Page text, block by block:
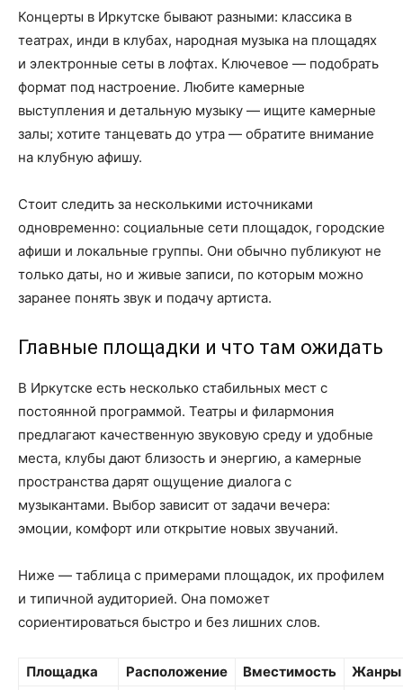
Концерты в Иркутске бывают разными: классика в
театрах, инди в клубах, народная музыка на площадях
и электронные сеты в лофтах. Ключевое — подобрать
формат под настроение. Любите камерные
выступления и детальную музыку — ищите камерные
залы; хотите танцевать до утра — обратите внимание
на клубную афишу.
Стоит следить за несколькими источниками
одновременно: социальные сети площадок, городские
афиши и локальные группы. Они обычно публикуют не
только даты, но и живые записи, по которым можно
заранее понять звук и подачу артиста.
Главные площадки и что там ожидать
В Иркутске есть несколько стабильных мест с
постоянной программой. Театры и филармония
предлагают качественную звуковую среду и удобные
места, клубы дают близость и энергию, а камерные
пространства дарят ощущение диалога с
музыкантами. Выбор зависит от задачи вечера:
эмоции, комфорт или открытие новых звучаний.
Ниже — таблица с примерами площадок, их профилем
и типичной аудиторией. Она поможет
сориентироваться быстро и без лишних слов.
Площадка Расположение Вместимость
Жанры